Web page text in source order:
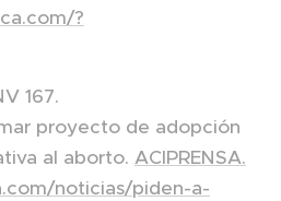
?
167.
proyecto de adopción
al aborto. ACIPRENSA.
noticias/piden-a-